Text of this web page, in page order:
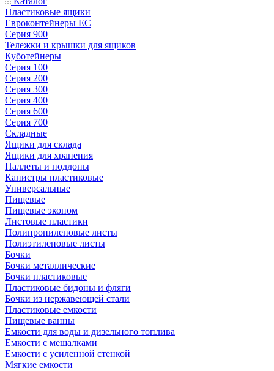
Пластиковые ящики
Евроконтейнеры ЕС
Серия 900
Тележки и крышки для ящиков
Куботейнеры
Серия 100
Серия 200
Серия 300
Серия 400
Серия 600
Серия 700
Складные
Ящики для склада
Ящики для хранения
Паллеты и поддоны
Канистры пластиковые
Универсальные
Пищевые
Пищевые эконом
Листовые пластики
Полипропиленовые листы
Полиэтиленовые листы
Бочки
Бочки металлические
Бочки пластиковые
Пластиковые бидоны и фляги
Бочки из нержавеющей стали
Пластиковые емкости
Пищевые ванны
Емкости для воды и дизельного топлива
Емкости с мешалками
Емкости с усиленной стенкой
Мягкие емкости